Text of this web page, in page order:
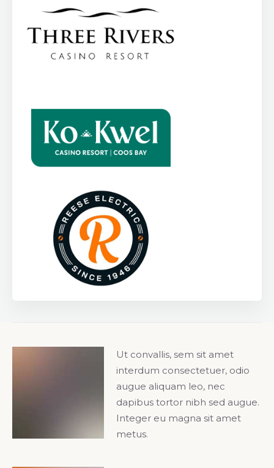
Ut convallis, sem sit amet
interdum consectetuer, odio
augue aliquam leo, nec
dapibus tortor nibh sed augue.
Integer eu magna sit amet
metus.